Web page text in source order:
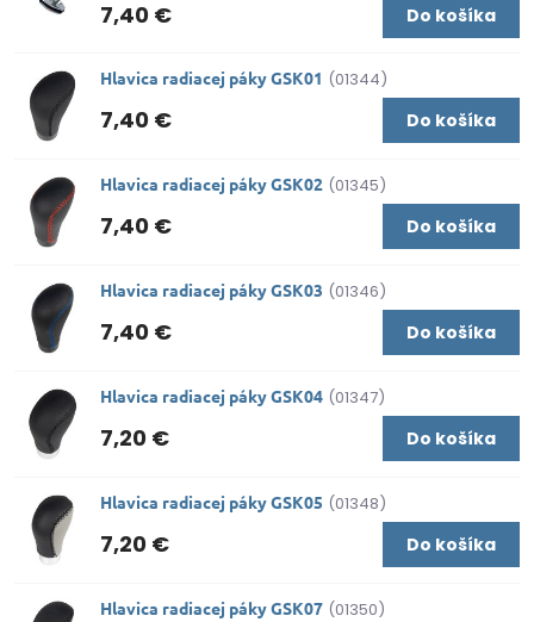
7,40 € Do košíka
Hlavica radiacej páky GSK01 (01344)
7,40 € Do košíka
Hlavica radiacej páky GSK02 (01345)
7,40 € Do košíka
Hlavica radiacej páky GSK03 (01346)
7,40 € Do košíka
Hlavica radiacej páky GSK04 (01347)
7,20 € Do košíka
Hlavica radiacej páky GSK05 (01348)
7,20 € Do košíka
Hlavica radiacej páky GSK07 (01350)